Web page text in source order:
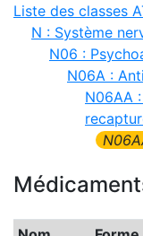
Liste des classes
N : Système
N06 :
N06A :
N06AA